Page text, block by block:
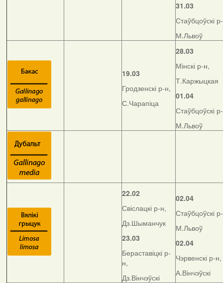
31.03
Стаўбцоўскі
М.Львоў
19.03
Гродзенскі р-н,
С.Чарапіца
28.03
Мінскі р-н,
Т.Каржыцкая
01.04
Стаўбцоўскі
М.Львоў
22.02
Свіслацкі р-н,
Дз.Шыманчук
23.03
Бераставіцкі р-
н,
Дз.Вінчэўскі
02.04
Стаўбцоўскі
М.Львоў
02.04
Чэрвенскі р-н,
А.Вінчэўскі